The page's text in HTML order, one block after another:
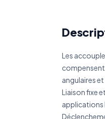
Les
angulaires
Liaison fixe
applications